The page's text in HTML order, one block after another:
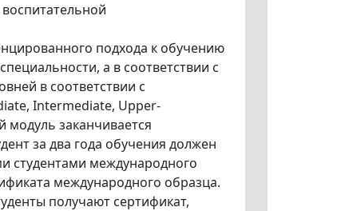
подхода к обучению
а в соответствии с
в соответствии с
Intermediate, Upper-
заканчивается
за два года обучения должен
студентами международного
международного образца.
получают сертификат,